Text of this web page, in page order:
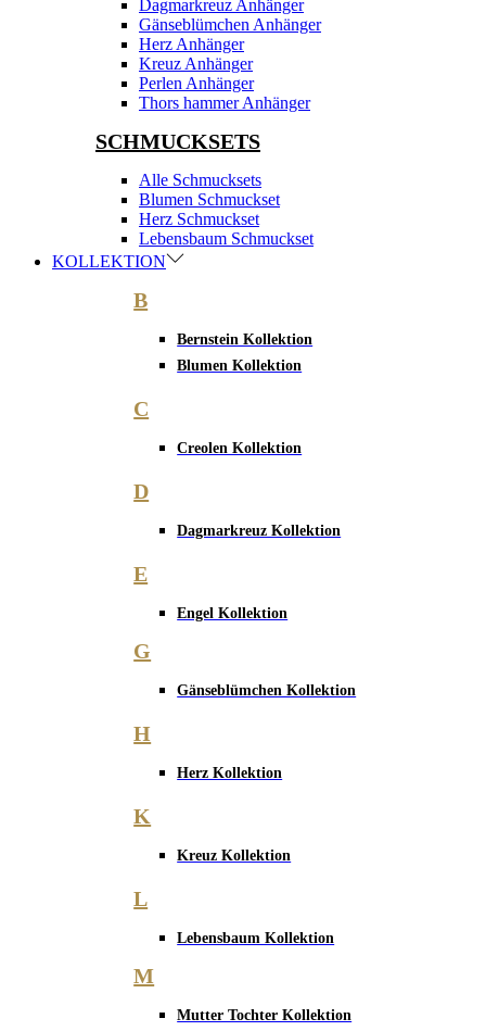
Dagmarkreuz Anhänger
Gänseblümchen Anhänger
Herz Anhänger
Kreuz Anhänger
Perlen Anhänger
Thors hammer Anhänger
SCHMUCKSETS
Alle Schmucksets
Blumen Schmuckset
Herz Schmuckset
Lebensbaum Schmuckset
KOLLEKTION
B
Bernstein Kollektion
Blumen Kollektion
C
Creolen Kollektion
D
Dagmarkreuz Kollektion
E
Engel Kollektion
G
Gänseblümchen Kollektion
H
Herz Kollektion
K
Kreuz Kollektion
L
Lebensbaum Kollektion
M
Mutter Tochter Kollektion